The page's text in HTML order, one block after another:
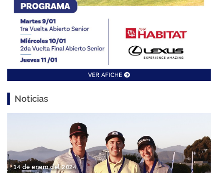
Noticias
14 de enero del 2024
VER AFICHE